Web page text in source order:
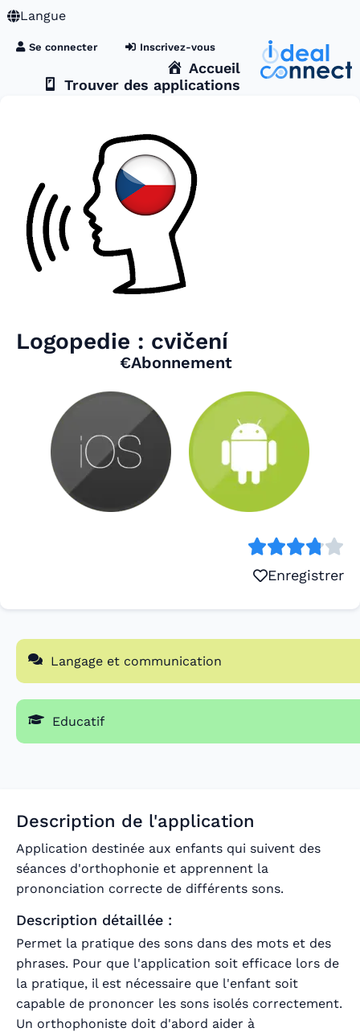
Langue
Se connecter Inscrivez-vous
Accueil
Trouver des applications
Logopedie : cvičení
€Abonnement
Enregistrer
Langage et communication
Educatif
Description de l'application
Application destinée aux enfants qui suivent des
séances d'orthophonie et apprennent la
prononciation correcte de différents sons.
Description détaillée :
Permet la pratique des sons dans des mots et des
phrases. Pour que l'application soit efficace lors de
la pratique, il est nécessaire que l'enfant soit
capable de prononcer les sons isolés correctement.
Un orthophoniste doit d'abord aider à